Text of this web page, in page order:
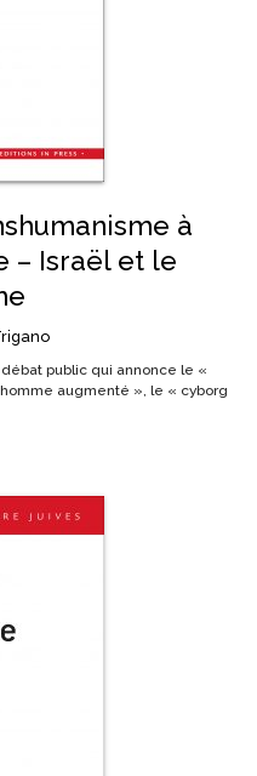
à
– Israël et le
débat public qui annonce le «
augmenté », le « cyborg